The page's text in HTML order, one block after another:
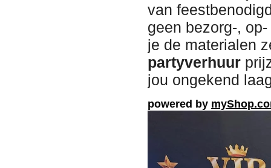
van
geen bezorg-,
je de materialen
partyverhuur
jou ongekend
powered by